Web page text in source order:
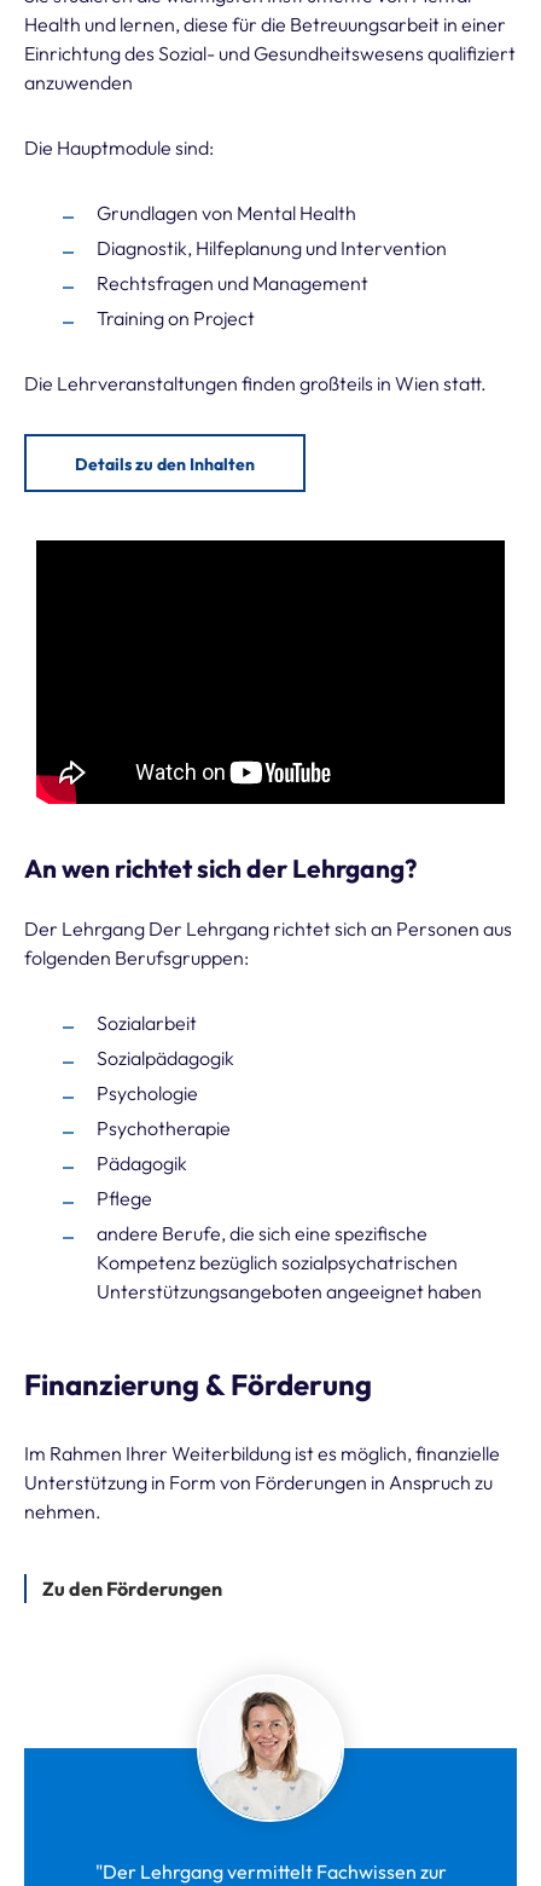
Health und lernen, diese für die Betreuungsarbeit in einer
Einrichtung des Sozial- und Gesundheitswesens qualifiziert
anzuwenden
Die Hauptmodule sind:
Grundlagen von Mental Health
Diagnostik, Hilfeplanung und Intervention
Rechtsfragen und Management
Training on Project
Die Lehrveranstaltungen finden großteils in Wien statt.
Details zu den Inhalten
An wen richtet sich der Lehrgang?
Der Lehrgang Der Lehrgang richtet sich an Personen aus
folgenden Berufsgruppen:
Sozialarbeit
Sozialpädagogik
Psychologie
Psychotherapie
Pädagogik
Pflege
andere Berufe, die sich eine spezifische
Kompetenz bezüglich sozialpsychatrischen
Unterstützungsangeboten angeeignet haben
Finanzierung & Förderung
Im Rahmen Ihrer Weiterbildung ist es möglich, finanzielle
Unterstützung in Form von Förderungen in Anspruch zu
nehmen.
Zu den Förderungen
"Der Lehrgang vermittelt Fachwissen zur